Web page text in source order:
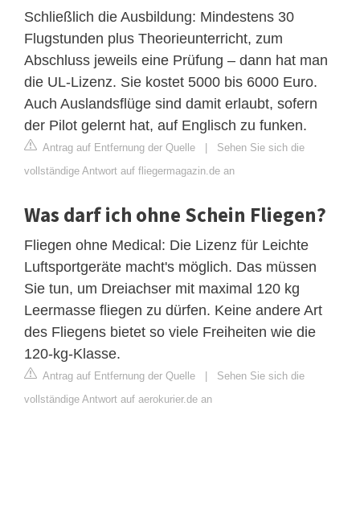
Schließlich die Ausbildung: Mindestens 30
Flugstunden plus Theorieunterricht, zum
Abschluss jeweils eine Prüfung – dann hat man
die UL-Lizenz. Sie kostet 5000 bis 6000 Euro.
Auch Auslandsflüge sind damit erlaubt, sofern
der Pilot gelernt hat, auf Englisch zu funken.
Antrag auf Entfernung der Quelle | Sehen Sie sich die
vollständige Antwort auf fliegermagazin.de an
Was darf ich ohne Schein Fliegen?
Fliegen ohne Medical: Die Lizenz für Leichte
Luftsportgeräte macht's möglich. Das müssen
Sie tun, um Dreiachser mit maximal 120 kg
Leermasse fliegen zu dürfen. Keine andere Art
des Fliegens bietet so viele Freiheiten wie die
120-kg-Klasse.
Antrag auf Entfernung der Quelle | Sehen Sie sich die
vollständige Antwort auf aerokurier.de an